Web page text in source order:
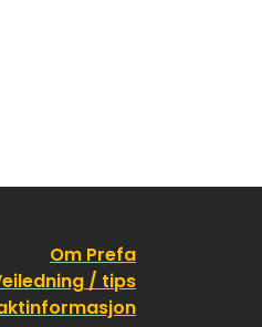
Om Prefa
/ tips